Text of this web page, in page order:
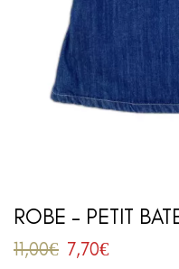
ROBE – PETIT
11,00€ 7,70€